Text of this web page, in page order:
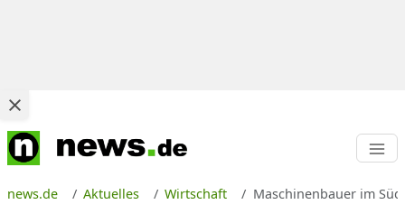
news.de Aktuelles Wirtschaft Maschinenbauer im